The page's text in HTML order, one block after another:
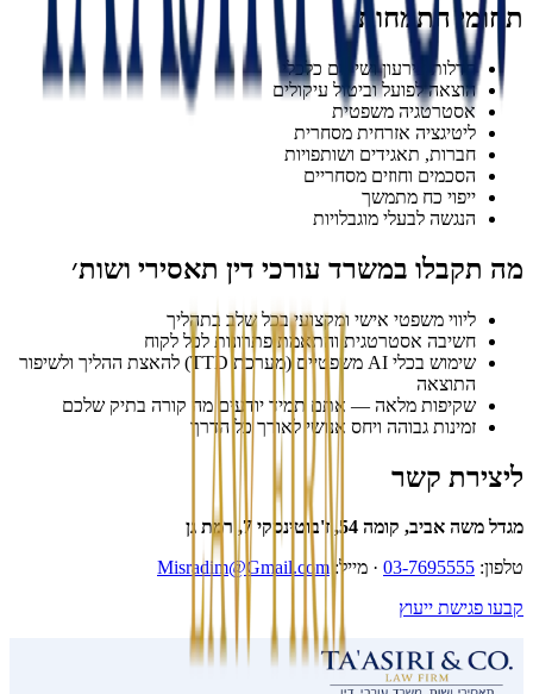
תחומי התמחות
חדלות פירעון ושיקום כלכלי
הוצאה לפועל וביטול עיקולים
אסטרטגיה משפטית
ליטיגציה אזרחית מסחרית
חברות, תאגידים ושותפויות
הסכמים וחוזים מסחריים
ייפוי כח מתמשך
הנגשה לבעלי מוגבלויות
מה תקבלו במשרד עורכי דין תאסירי ושות׳
ליווי משפטי אישי ומקצועי בכל שלב בתהליך
חשיבה אסטרטגית והתאמת פתרונות לכל לקוח
שימוש בכלי AI משפטיים (מערכת TTD) להאצת ההליך ולשיפור
התוצאה
שקיפות מלאה — אתם תמיד יודעים מה קורה בתיק שלכם
זמינות גבוהה ויחס אנושי לאורך כל הדרך
ליצירת קשר
מגדל משה אביב, קומה 54, ז'בוטינסקי 7, רמת גן
טלפון: 03-7695555
· מייל: Misradim@Gmail.com
קבעו פגישת ייעוץ